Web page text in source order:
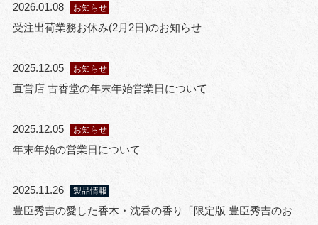
2026.01.08 お知らせ
受注出荷業務お休み(2月2日)のお知らせ
2025.12.05 お知らせ
直営店 古香堂の年末年始営業日について
2025.12.05 お知らせ
年末年始の営業日について
2025.11.26 製品情報
豊臣秀吉の愛した香木・沈香の香り「限定版 豊臣秀吉のお